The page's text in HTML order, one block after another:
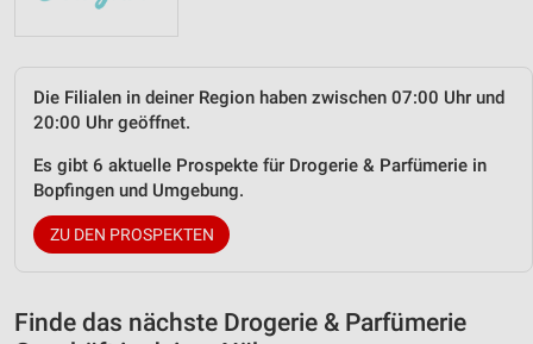
Die Filialen in deiner Region haben zwischen 07:00 Uhr und
20:00 Uhr geöffnet.
Es gibt 6 aktuelle Prospekte für Drogerie & Parfümerie in
Bopfingen und Umgebung.
ZU DEN PROSPEKTEN
Finde das nächste Drogerie & Parfümerie